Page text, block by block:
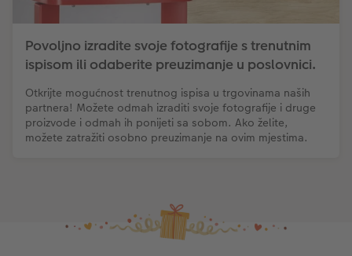
Povoljno izradite svoje fotografije s trenutnim
ispisom ili odaberite preuzimanje u poslovnici.
Otkrijte mogućnost trenutnog ispisa u trgovinama naših
partnera! Možete odmah izraditi svoje fotografije i druge
proizvode i odmah ih ponijeti sa sobom. Ako želite,
možete zatražiti osobno preuzimanje na ovim mjestima.